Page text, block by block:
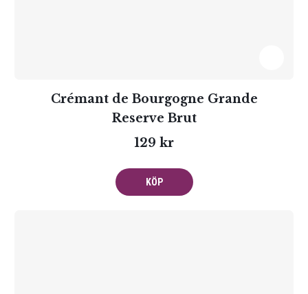
Crémant de Bourgogne Grande
Reserve Brut
129 kr
KÖP